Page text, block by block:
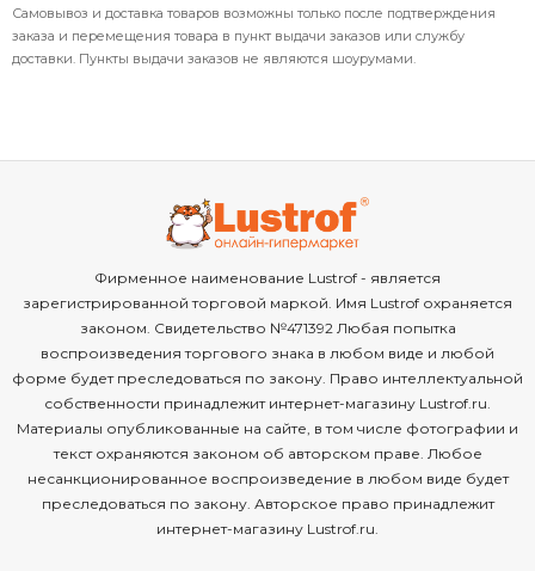
Самовывоз и доставка товаров возможны только после подтверждения
заказа и перемещения товара в пункт выдачи заказов или службу
доставки. Пункты выдачи заказов не являются шоурумами.
Фирменное наименование Lustrof - является
зарегистрированной торговой маркой. Имя Lustrof охраняется
законом. Свидетельство №471392 Любая попытка
воспроизведения торгового знака в любом виде и любой
форме будет преследоваться по закону. Право интеллектуальной
собственности принадлежит интернет-магазину Lustrof.ru.
Материалы опубликованные на сайте, в том числе фотографии и
текст охраняются законом об авторском праве. Любое
несанкционированное воспроизведение в любом виде будет
преследоваться по закону. Авторское право принадлежит
интернет-магазину Lustrof.ru.